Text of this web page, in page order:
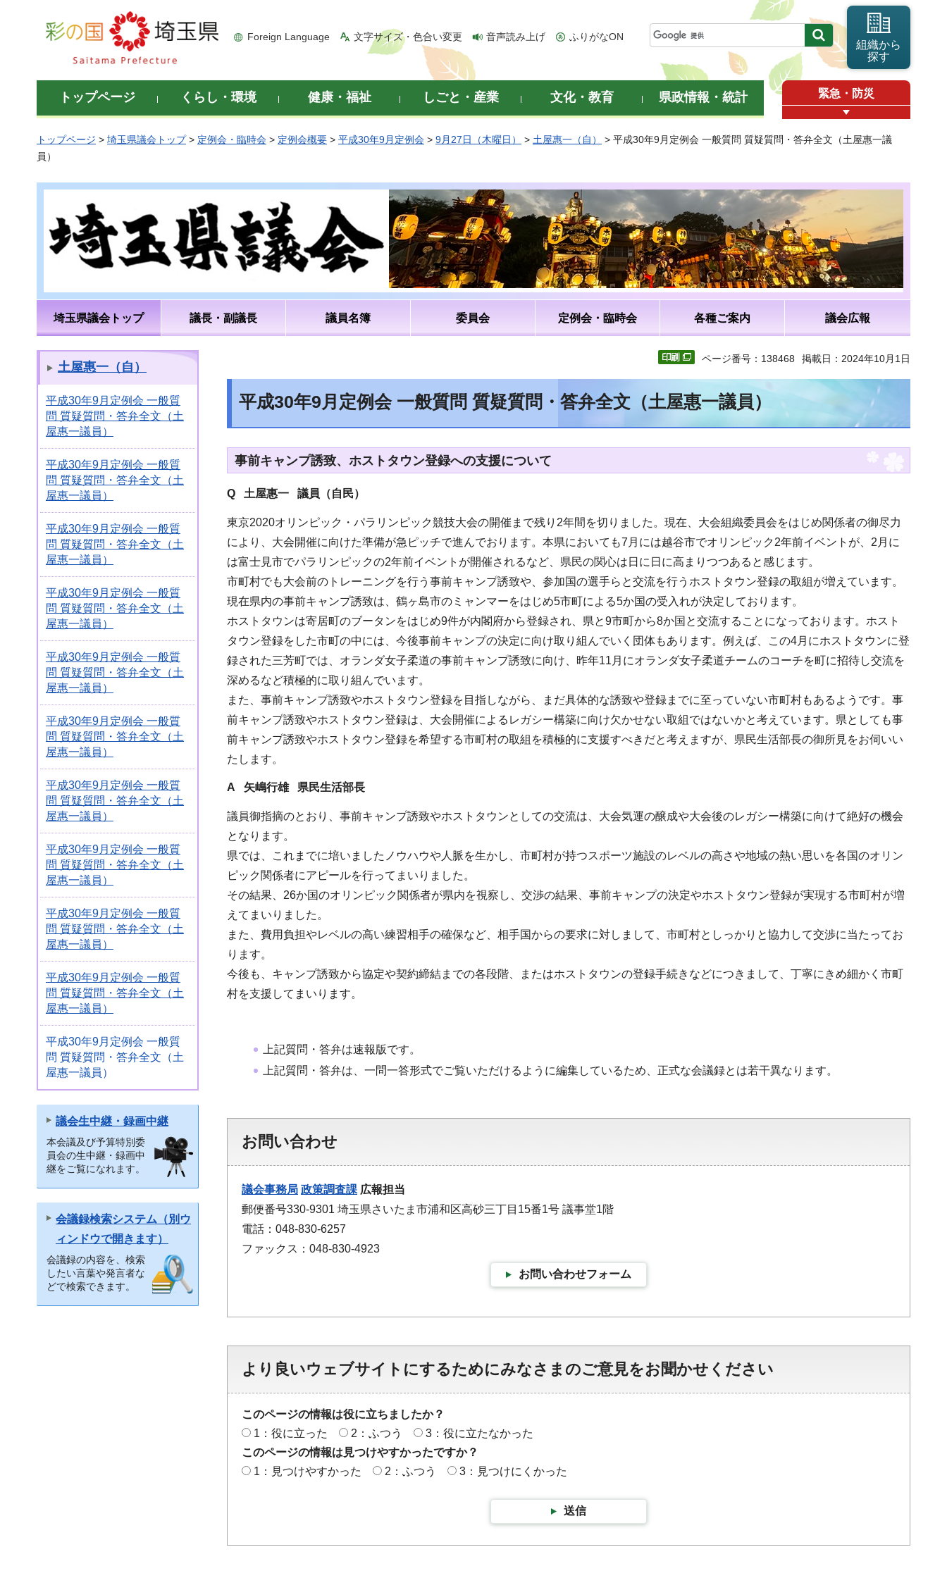
彩の国 埼玉県
Foreign Language 文字サイズ・色合い変更 音声読み上げ ふりがなON
組織から
探す
トップページ くらし・環境 健康・福祉 しごと・産業 文化・教育 県政情報・統計 緊急・防災
トップページ > 埼玉県議会トップ> 定例会・臨時会 > 定例会概要 > 平成30年9月定例会 > 9月27日（木曜日） > 土屋惠一（自）
> 平成30年9月定例会 一般質問 質疑質問・答弁全文（土屋惠一議
員）
埼玉県議会トップ 議長・副議長 議員名簿 委員会 定例会・臨時会 各種ご案内 議会広報
土屋惠一（自）
平成30年9月定例会 一般質
問 質疑質問・答弁全文（土
屋惠一議員）
平成30年9月定例会 一般質
問 質疑質問・答弁全文（土
屋惠一議員）
平成30年9月定例会 一般質
問 質疑質問・答弁全文（土
屋惠一議員）
平成30年9月定例会 一般質
問 質疑質問・答弁全文（土
屋惠一議員）
平成30年9月定例会 一般質
問 質疑質問・答弁全文（土
屋惠一議員）
平成30年9月定例会 一般質
問 質疑質問・答弁全文（土
屋惠一議員）
平成30年9月定例会 一般質
問 質疑質問・答弁全文（土
屋惠一議員）
平成30年9月定例会 一般質
問 質疑質問・答弁全文（土
屋惠一議員）
平成30年9月定例会 一般質
問 質疑質問・答弁全文（土
屋惠一議員）
平成30年9月定例会 一般質
問 質疑質問・答弁全文（土
屋惠一議員）
平成30年9月定例会 一般質
問 質疑質問・答弁全文（土
屋惠一議員）
議会生中継・録画中継
本会議及び予算特別委
員会の生中継・録画中
継をご覧になれます。
会議録検索システム（別ウ
ィンドウで開きます）
会議録の内容を、検索
したい言葉や発言者な
どで検索できます。
ページ番号：138468 掲載日：2024年10月1日
平成30年9月定例会 一般質問 質疑質問・答弁全文（土屋惠一議員）
事前キャンプ誘致、ホストタウン登録への支援について
Q 土屋惠一 議員（自民）
東京2020オリンピック・パラリンピック競技大会の開催まで残り2年間を切りました。現在、大会組織委員会をはじめ関係者の御尽力
により、大会開催に向けた準備が急ピッチで進んでおります。本県においても7月には越谷市でオリンピック2年前イベントが、2月に
は富士見市でパラリンピックの2年前イベントが開催されるなど、県民の関心は日に日に高まりつつあると感じます。
市町村でも大会前のトレーニングを行う事前キャンプ誘致や、参加国の選手らと交流を行うホストタウン登録の取組が増えています。
現在県内の事前キャンプ誘致は、鶴ヶ島市のミャンマーをはじめ5市町による5か国の受入れが決定しております。
ホストタウンは寄居町のブータンをはじめ9件が内閣府から登録され、県と9市町から8か国と交流することになっております。ホスト
タウン登録をした市町の中には、今後事前キャンプの決定に向け取り組んでいく団体もあります。例えば、この4月にホストタウンに登
録された三芳町では、オランダ女子柔道の事前キャンプ誘致に向け、昨年11月にオランダ女子柔道チームのコーチを町に招待し交流を
深めるなど積極的に取り組んでいます。
また、事前キャンプ誘致やホストタウン登録を目指しながら、まだ具体的な誘致や登録までに至っていない市町村もあるようです。事
前キャンプ誘致やホストタウン登録は、大会開催によるレガシー構築に向け欠かせない取組ではないかと考えています。県としても事
前キャンプ誘致やホストタウン登録を希望する市町村の取組を積極的に支援すべきだと考えますが、県民生活部長の御所見をお伺いい
たします。
A 矢嶋行雄 県民生活部長
議員御指摘のとおり、事前キャンプ誘致やホストタウンとしての交流は、大会気運の醸成や大会後のレガシー構築に向けて絶好の機会
となります。
県では、これまでに培いましたノウハウや人脈を生かし、市町村が持つスポーツ施設のレベルの高さや地域の熱い思いを各国のオリン
ピック関係者にアピールを行ってまいりました。
その結果、26か国のオリンピック関係者が県内を視察し、交渉の結果、事前キャンプの決定やホストタウン登録が実現する市町村が増
えてまいりました。
また、費用負担やレベルの高い練習相手の確保など、相手国からの要求に対しまして、市町村としっかりと協力して交渉に当たってお
ります。
今後も、キャンプ誘致から協定や契約締結までの各段階、またはホストタウンの登録手続きなどにつきまして、丁寧にきめ細かく市町
村を支援してまいります。
上記質問・答弁は速報版です。
上記質問・答弁は、一問一答形式でご覧いただけるように編集しているため、正式な会議録とは若干異なります。
お問い合わせ
議会事務局 政策調査課 広報担当
郵便番号330-9301 埼玉県さいたま市浦和区高砂三丁目15番1号 議事堂1階
電話：048-830-6257
ファックス：048-830-4923
お問い合わせフォーム
より良いウェブサイトにするためにみなさまのご意見をお聞かせください
このページの情報は役に立ちましたか？
1：役に立った
2：ふつう
3：役に立たなかった
このページの情報は見つけやすかったですか？
1：見つけやすかった
2：ふつう 3：見つけにくかった
送信